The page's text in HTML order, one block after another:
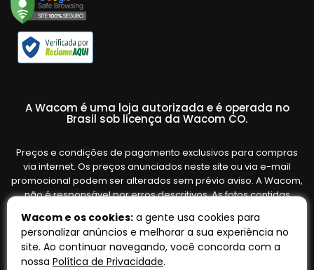
A Wacom é uma loja autorizada e é operada no
Brasil sob licença da Wacom CO.
Preços e condições de pagamento exclusivos para compras
via internet. Os preços anunciados neste site ou via e-mail
promocional podem ser alterados sem prévio aviso. A Wacom,
não é responsável por erros descritivos. As fotos contidas
variar de acordo com o fornecedor/lote do fabricante. Ofertas
válidas até o término de nossos estoques. Vendas sujeitas à
análise e confirmação de dados.
Wacom e os cookies: a gente usa cookies para
personalizar anúncios e melhorar a sua experiência no
site. Ao continuar navegando, você concorda com a
nossa Política de Privacidade.